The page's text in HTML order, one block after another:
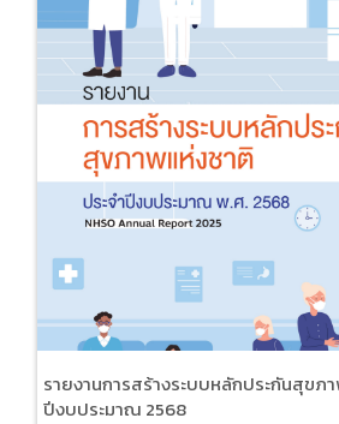
รายงานการสร้างระบบหลักประกันสุขภ
ปีงบประมาณ 2568